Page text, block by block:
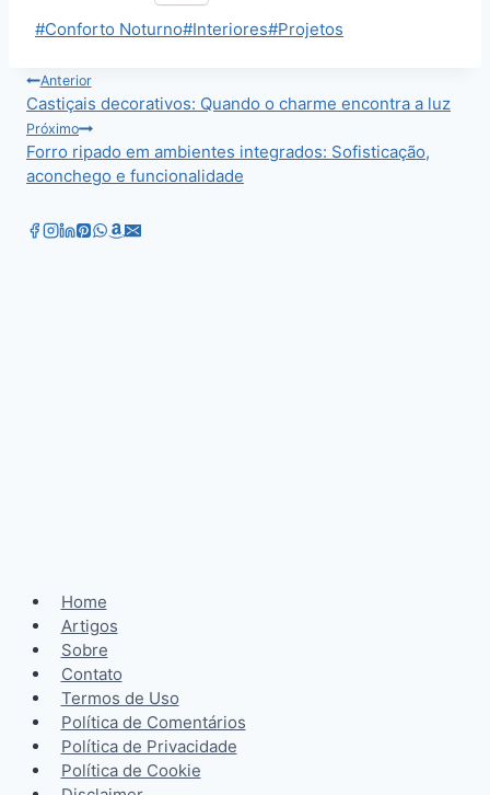
Tags
Post:
#Conforto Noturno#Interiores#Projetos
Navegação
de
Post
Anterior
Castiçais decorativos: Quando o charme encontra a luz
Próximo
Forro ripado em ambientes integrados: Sofisticação,
aconchego e funcionalidade
Home
Artigos
Sobre
Contato
Termos de Uso
Política de Comentários
Política de Privacidade
Política de Cookie